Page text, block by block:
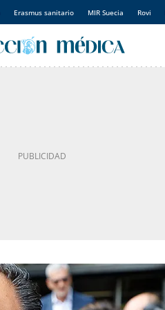
Erasmus sanitario MIR Suecia Rovi